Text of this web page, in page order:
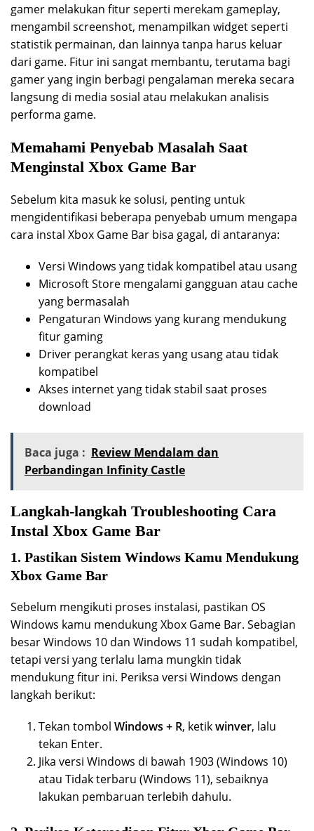
gamer melakukan fitur seperti merekam gameplay,
mengambil screenshot, menampilkan widget seperti
statistik permainan, dan lainnya tanpa harus keluar
dari game. Fitur ini sangat membantu, terutama bagi
gamer yang ingin berbagi pengalaman mereka secara
langsung di media sosial atau melakukan analisis
performa game.
Memahami Penyebab Masalah Saat
Menginstal Xbox Game Bar
Sebelum kita masuk ke solusi, penting untuk
mengidentifikasi beberapa penyebab umum mengapa
cara instal Xbox Game Bar bisa gagal, di antaranya:
Versi Windows yang tidak kompatibel atau usang
Microsoft Store mengalami gangguan atau cache
yang bermasalah
Pengaturan Windows yang kurang mendukung
fitur gaming
Driver perangkat keras yang usang atau tidak
kompatibel
Akses internet yang tidak stabil saat proses
download
Baca juga : Review Mendalam dan
Perbandingan Infinity Castle
Langkah-langkah Troubleshooting Cara
Instal Xbox Game Bar
1. Pastikan Sistem Windows Kamu Mendukung
Xbox Game Bar
Sebelum mengikuti proses instalasi, pastikan OS
Windows kamu mendukung Xbox Game Bar. Sebagian
besar Windows 10 dan Windows 11 sudah kompatibel,
tetapi versi yang terlalu lama mungkin tidak
mendukung fitur ini. Periksa versi Windows dengan
langkah berikut:
Tekan tombol Windows + R, ketikwinver, lalu
tekan Enter.
Jika versi Windows di bawah 1903 (Windows 10)
atau Tidak terbaru (Windows 11), sebaiknya
lakukan pembaruan terlebih dahulu.